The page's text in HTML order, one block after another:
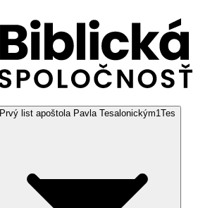
Prvý list apoštola Pavla Tesalonickým1Tes